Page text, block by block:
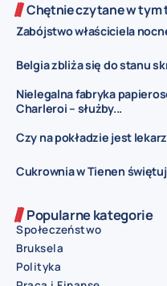
Chętnie czytane w tym
Zabójstwo właściciela
Belgia zbliża się do stanu
Nielegalna fabryka
Charleroi – służby...
Czy na pokładzie jest
Cukrownia w Tienen
Popularne kategorie
Społeczeństwo
Bruksela
Polityka